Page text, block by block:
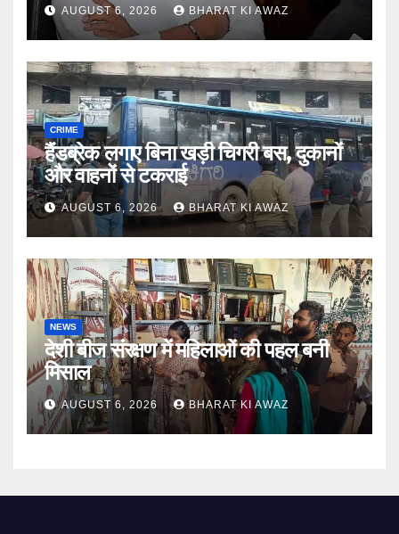
AUGUST 6, 2026 BHARAT KI AWAZ
CRIME
हैंडब्रेक लगाए बिना खड़ी चिगरी बस, दुकानों
और वाहनों से टकराई
AUGUST 6, 2026 BHARAT KI AWAZ
NEWS
देशी बीज संरक्षण में महिलाओं की पहल बनी
मिसाल
AUGUST 6, 2026 BHARAT KI AWAZ